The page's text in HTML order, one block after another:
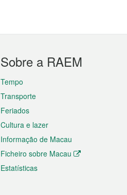
Sobre a RAEM
Tempo
Transporte
Feriados
Cultura e lazer
Informação de Macau
Ficheiro sobre Macau
Estatísticas